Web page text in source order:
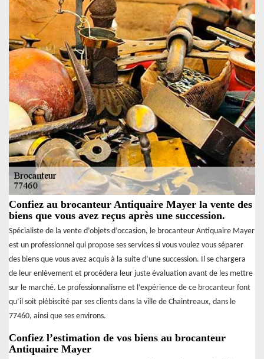
Confiez au brocanteur Antiquaire Mayer la vente des
biens que vous avez reçus après une succession.
Spécialiste de la vente d’objets d’occasion, le brocanteur Antiquaire Mayer
est un professionnel qui propose ses services si vous voulez vous séparer
des biens que vous avez acquis à la suite d’une succession. Il se chargera
de leur enlèvement et procédera leur juste évaluation avant de les mettre
sur le marché. Le professionnalisme et l’expérience de ce brocanteur font
qu’il soit plébiscité par ses clients dans la ville de Chaintreaux, dans le
77460, ainsi que ses environs.
Confiez l’estimation de vos biens au brocanteur
Antiquaire Mayer